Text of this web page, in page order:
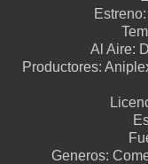
Estreno:
Al Aire:
Productores:
Generos: